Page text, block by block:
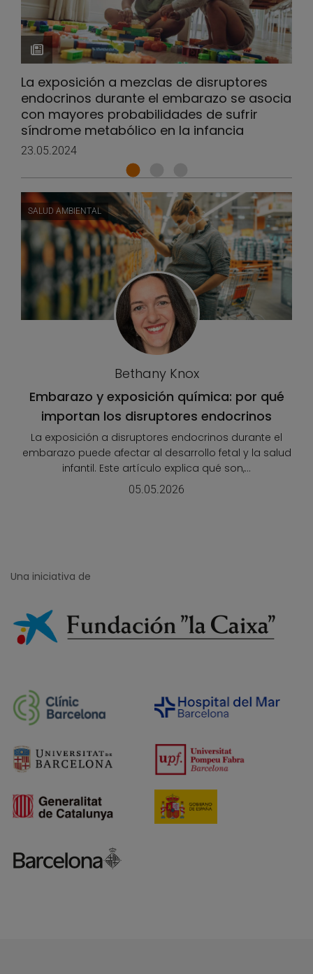
La exposición a mezclas de disruptores
endocrinos durante el embarazo se asocia
con mayores probabilidades de sufrir
síndrome metabólico en la infancia
23.05.2024
Bethany Knox
Embarazo y exposición química: por qué
importan los disruptores endocrinos
La exposición a disruptores endocrinos durante el
embarazo puede afectar al desarrollo fetal y la salud
infantil. Este artículo explica qué son,...
SALUD AMBIENTAL
05.05.2026
Una iniciativa de